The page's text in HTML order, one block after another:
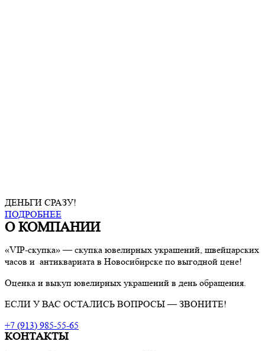
ДЕНЬГИ СРАЗУ!
ПОДРОБНЕЕ
О КОМПАНИИ
«VIP-скупка» — скупка ювелирных украшений, швейцарских
часов и антиквариата в Новосибирске по выгодной цене!
Оценка и выкуп ювелирных украшений в день обращения.
ЕСЛИ У ВАС ОСТАЛИСЬ ВОПРОСЫ — ЗВОНИТЕ!
+7 (913) 985-55-65
КОНТАКТЫ